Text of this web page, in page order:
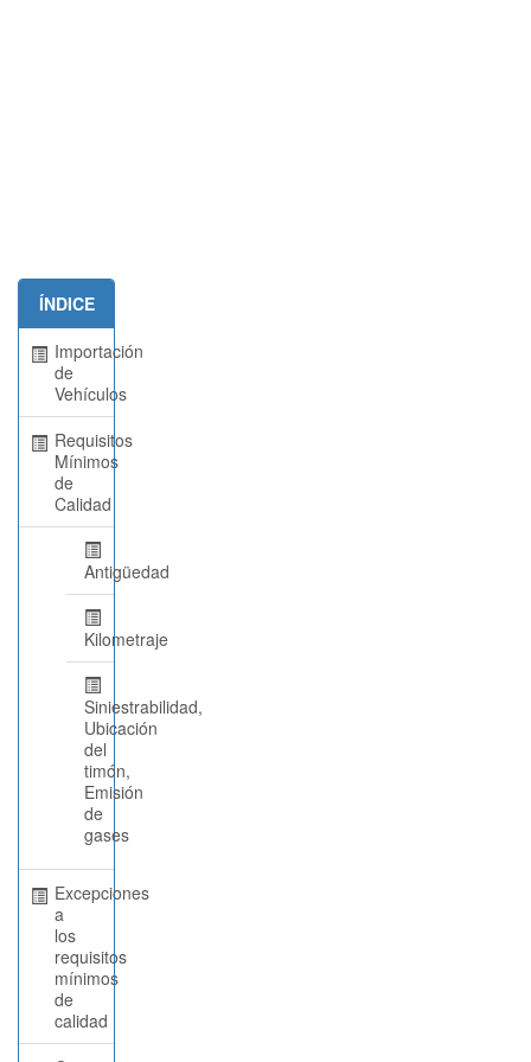
ÍNDICE
Importación
de
Vehículos
Requisitos
Mínimos
de
Calidad
Antigüedad
Kilometraje
Siniestrabilidad,
Ubicación
del
timón,
Emisión
de
gases
Excepciones
a
los
requisitos
mínimos
de
calidad